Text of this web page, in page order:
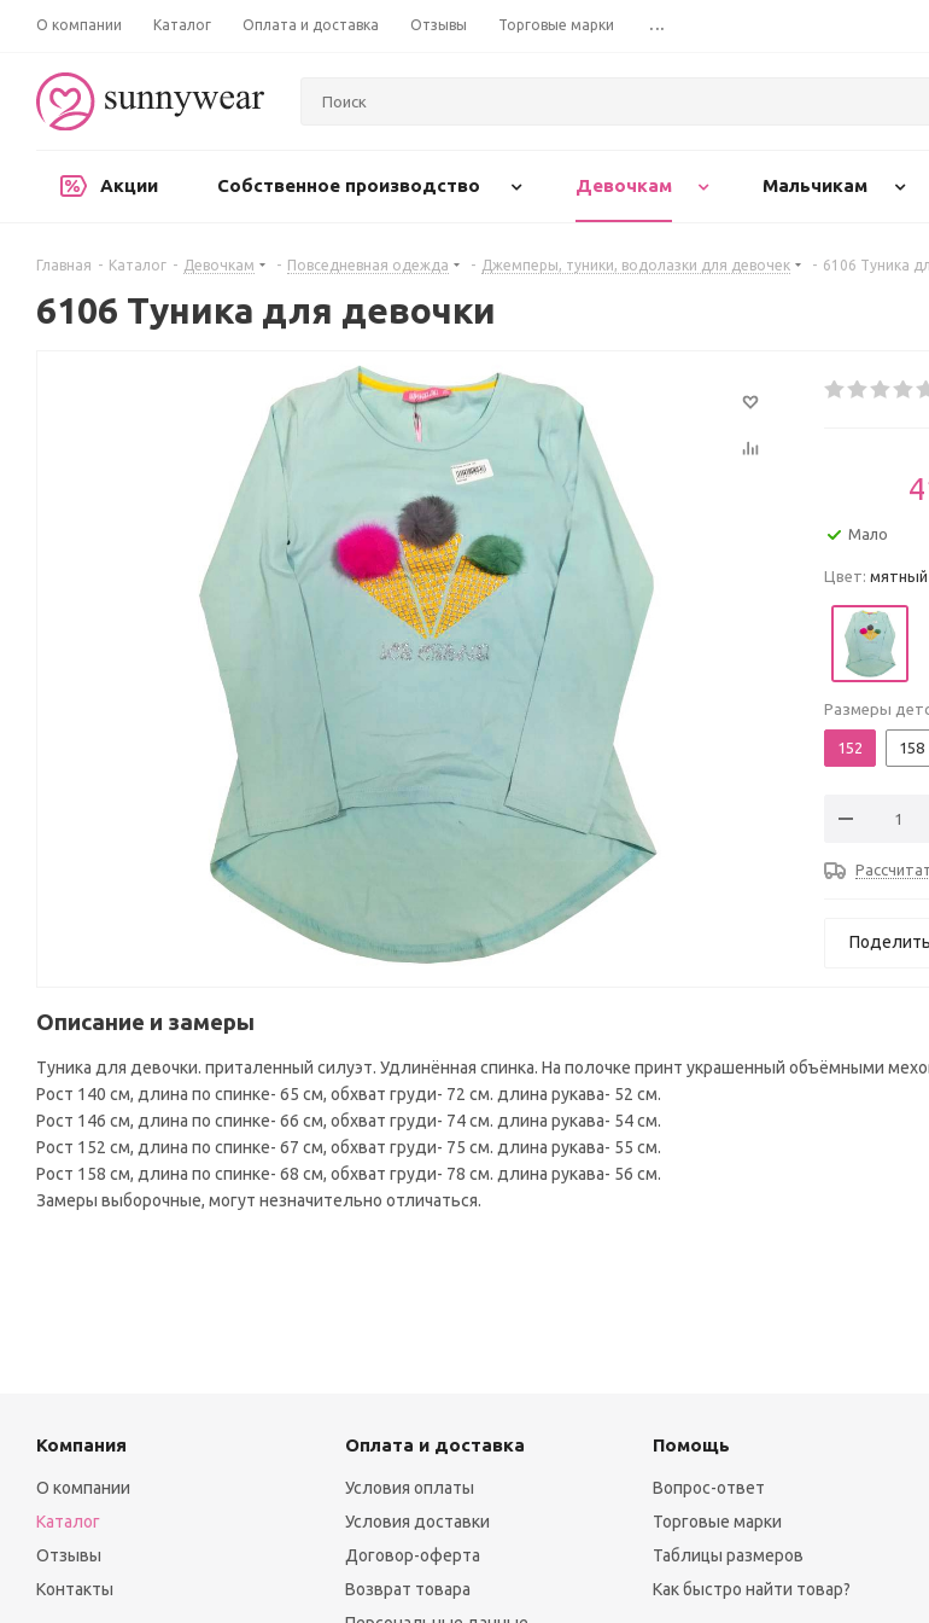
О компании Каталог Оплата и доставка Отзывы Торговые марки ...
Акции Собственное производство Девочкам Мальчикам
Главная - Каталог - Девочкам - Повседневная одежда - Джемперы, туники, водолазки для девочек - 6106 Туника
6106 Туника для девочки
Мало
Цвет: мятный
Размеры
152 158
Описание и замеры
Туника для девочки. приталенный силуэт. Удлинённая спинка. На полочке принт украшенный объёмными
Рост 140 см, длина по спинке- 65 см, обхват груди- 72 см. длина рукава- 52 см.
Рост 146 см, длина по спинке- 66 см, обхват груди- 74 см. длина рукава- 54 см.
Рост 152 см, длина по спинке- 67 см, обхват груди- 75 см. длина рукава- 55 см.
Рост 158 см, длина по спинке- 68 см, обхват груди- 78 см. длина рукава- 56 см.
Замеры выборочные, могут незначительно отличаться.
Компания
О компании
Каталог
Отзывы
Контакты
Оплата и доставка
Условия оплаты
Условия доставки
Договор-оферта
Возврат товара
Помощь
Вопрос-ответ
Торговые марки
Таблицы размеров
Как быстро найти товар?